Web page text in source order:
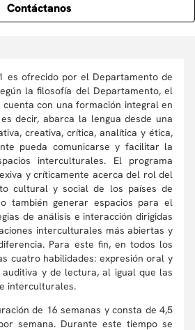
Contáctanos
es ofrecido por el Departamento de
la filosofía del Departamento, el
con una formación integral en
decir, abarca la lengua desde una
creativa, crítica, analítica y ética,
pueda comunicarse y facilitar la
interculturales. El programa
y críticamente acerca del rol del
cultural y social de los países de
también generar espacios para el
de análisis e interacción dirigidas
interculturales más abiertas y
Para este fin, en todos los
cuatro habilidades: expresión oral y
y de lectura, al igual que las
interculturales.
de 16 semanas y consta de 4,5
semana. Durante este tiempo se